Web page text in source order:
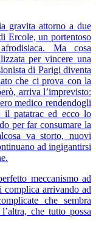
gravita attorno a due
Ercole, un portentoso
Ma cosa
per vincere una
di Parigi diventa
che ci prova con la
arriva l’imprevisto:
medico rendendogli
patatrac ed ecco lo
per far consumare la
va storto, nuovi
ad ingigantirsi
meccanismo ad
arrivando ad
che sembra
che tutto possa